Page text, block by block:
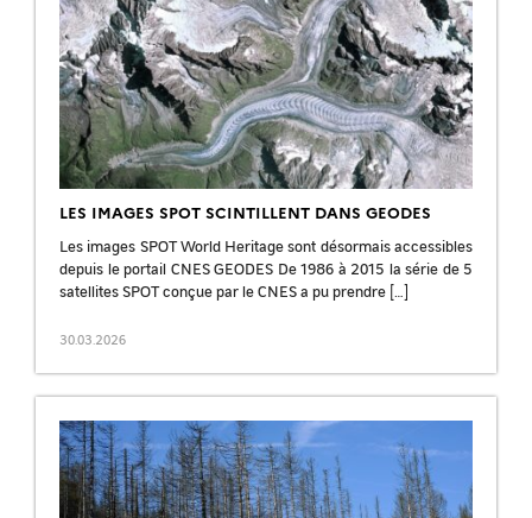
LES IMAGES SPOT SCINTILLENT DANS GEODES
Les images SPOT World Heritage sont désormais accessibles
depuis le portail CNES GEODES De 1986 à 2015 la série de 5
satellites SPOT conçue par le CNES a pu prendre […]
30.03.2026